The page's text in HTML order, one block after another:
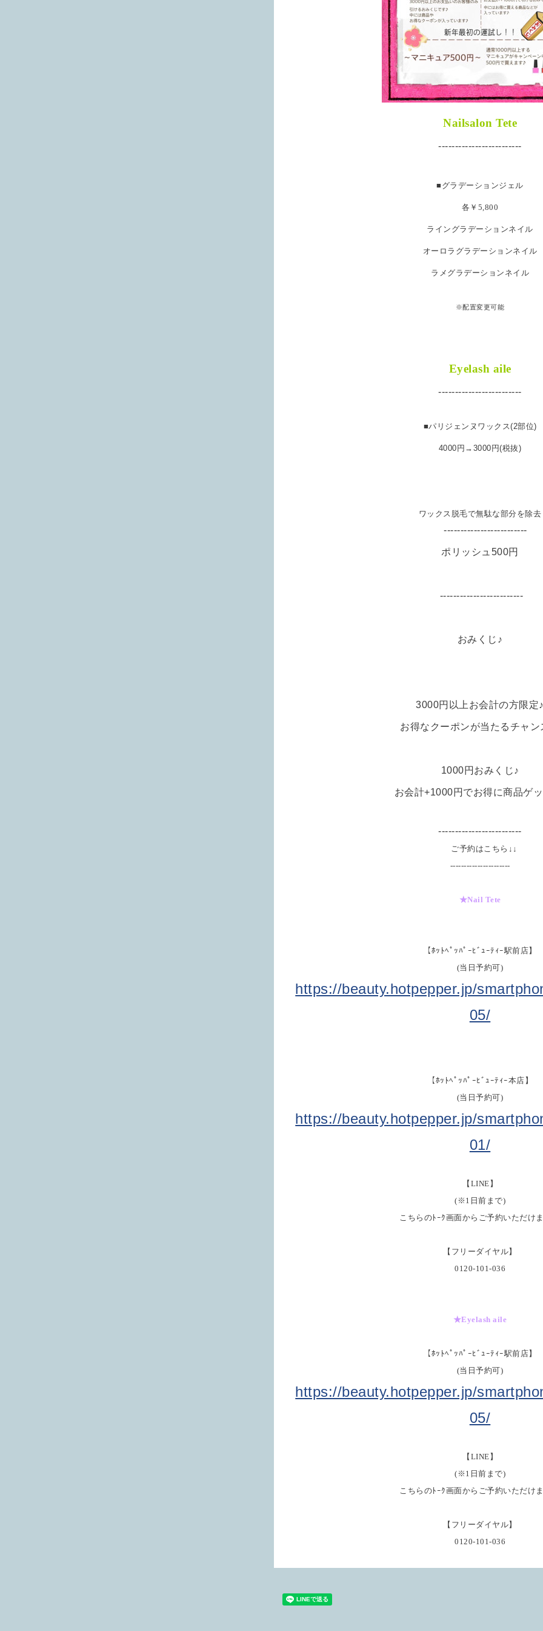
Nailsalon Tete
-------------------------
■グラデーションジェル
各￥5,800
ライングラデーションネイル
オーロラグラデーションネイル
ラメグラデーションネイル
※配置変更可能
Eyelash aile
-------------------------
■パリジェンヌワックス(2部位)
4000円→3000円(税抜)
ワックス脱毛で無駄な部分を除去
-------------------------
ポリッシュ500円
-------------------------
おみくじ♪
3000円以上お会計の方限定♪
お得なクーポンが当たるチャ
1000円おみくじ♪
お会計+1000円でお得に商品ゲ
-------------------------
ご予約はこちら↓↓
----------------------
★Nail Tete
【ﾎｯﾄﾍﾟｯﾊﾟｰﾋﾞｭｰﾃｨｰ駅前店】
(当日予約可)
https://beauty.hotpepper.jp/
05/
【ﾎｯﾄﾍﾟｯﾊﾟｰﾋﾞｭｰﾃｨｰ本店】
(当日予約可)
https://beauty.hotpepper.jp/
01/
【LINE】
(※1日前まで)
こちらのﾄｰｸ画面からご予約いただけま
【フリーダイヤル】
0120-101-036
★Eyelash aile
【ﾎｯﾄﾍﾟｯﾊﾟｰﾋﾞｭｰﾃｨｰ駅前店】
(当日予約可)
https://beauty.hotpepper.jp/
05/
【LINE】
(※1日前まで)
こちらのﾄｰｸ画面からご予約いただけま
【フリーダイヤル】
0120-101-036